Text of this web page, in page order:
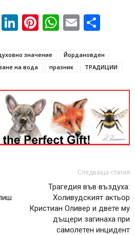
Twitter
LinkedIn
Pinterest
WhatsApp
Email
значение
Йордановден
на вода празник ТРАДИЦИИ
Следваща статия
Трагедия във въздуха:
Холивудският актьор
Кристиан Оливер и двете му
дъщери загинаха при
самолетен инцидент